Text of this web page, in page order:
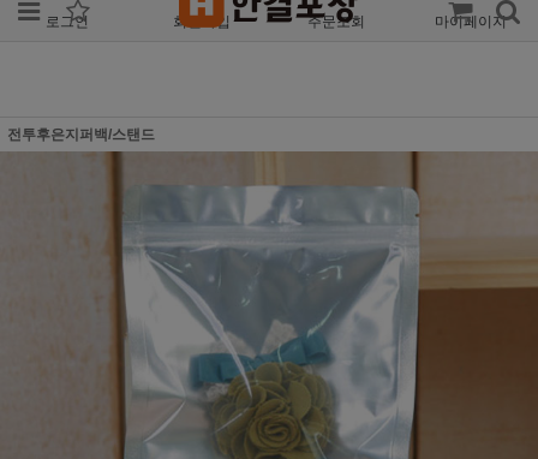
로그인 회원가입 주문조회 마이페이지
전투후은지퍼백/스탠드